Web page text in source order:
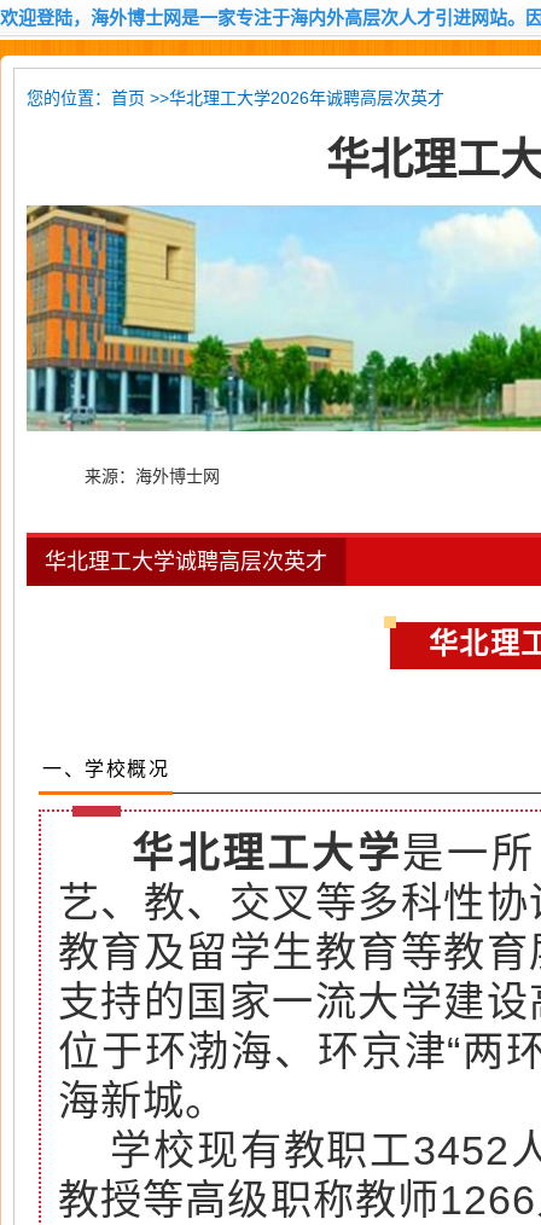
欢迎登陆，海外博士网是一家专注于海内外高层次人才引进网站。
您的位置： 首页 >>华北理工大学2026年诚聘高层次英才
华北理工
来源：海外博士网
华北理工大学诚聘高层次英才
华北理
一、学校概况
华北理工大学是一
艺、教、交叉等多科性
教育及留学生教育等教
支持的国家一流大学建
位于环渤海、环京津“两
海新城。
学校现有教职工3452
教授等高级职称教师